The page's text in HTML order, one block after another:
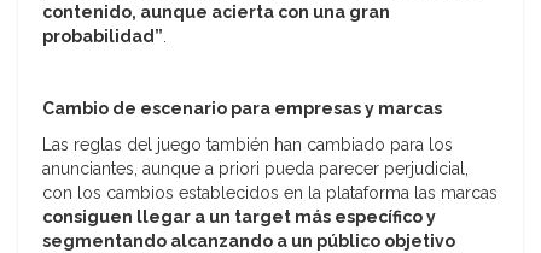
contenido, aunque acierta con una gran
probabilidad”.
Cambio de escenario para empresas y marcas
Las reglas del juego también han cambiado para los
anunciantes, aunque a priori pueda parecer perjudicial,
con los cambios establecidos en la plataforma las marcas
consiguen llegar a un target más específico y
segmentando alcanzando a un público objetivo